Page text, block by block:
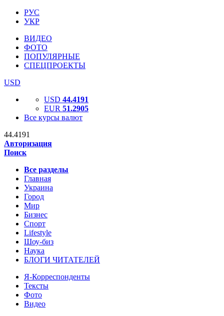
РУС
УКР
ВИДЕО
ФОТО
ПОПУЛЯРНЫЕ
СПЕЦПРОЕКТЫ
USD
USD 44.4191
EUR 51.2905
Все курсы валют
44.4191
Авторизация
Поиск
Все разделы
Главная
Украина
Город
Мир
Бизнес
Спорт
Lifestyle
Шоу-биз
Наука
БЛОГИ ЧИТАТЕЛЕЙ
Я-Корреспонденты
Тексты
Фото
Видео